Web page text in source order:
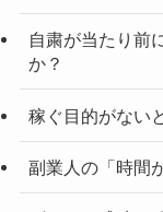
自粛が当たり前
か？
稼ぐ目的がない
副業人の「時間